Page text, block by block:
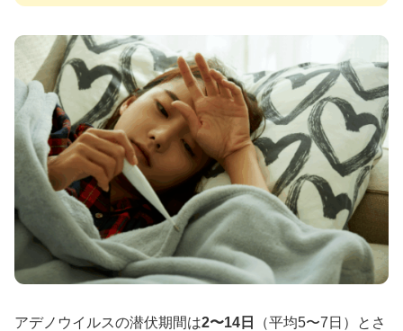
アデノウイルスの潜伏期間は2〜14日
（平均5〜7日）とさ